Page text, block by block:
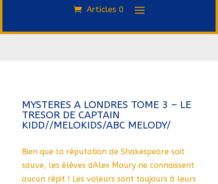
Articles 0
MYSTERES A LONDRES TOME 3 – LE
TRESOR DE CAPTAIN
KIDD//MELOKIDS/ABC MELODY/
Bien que la réputation de Shakespeare soit
sauve, les élèves dAlex Moury ne connaissent
aucun répit ! Les voleurs sont toujours à leurs